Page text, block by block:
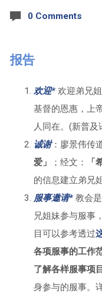
0 Comments
报告
欢迎*欢迎弟兄
基督的恩惠，上
人同在。(新普及
诚谢：廖景伟传
爱」
；经文： 「
的信息建立弟兄
服事邀请*教会是
兄姐妹参与服事
目可以参考透过
各项服事的工作
了解各样服事项
身参与的服事。